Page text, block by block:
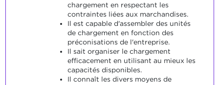
chargement en respectant les
contraintes liées aux marchandises.
Il est capable d'assembler des unités
de chargement en fonction des
préconisations de l'entreprise.
Il sait organiser le chargement
efficacement en utilisant au mieux les
capacités disponibles.
Il connaît les divers moyens de